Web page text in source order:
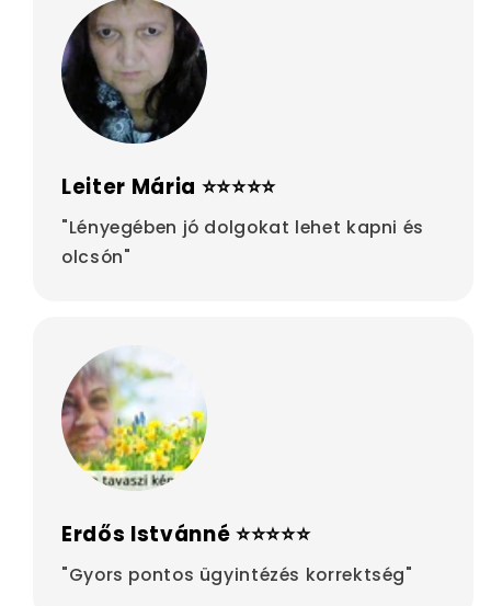
Leiter Mária ⭐⭐⭐⭐⭐
"Lényegében jó dolgokat lehet kapni és
olcsón"
Erdős Istvánné ⭐⭐⭐⭐⭐
"Gyors pontos ügyintézés korrektség"